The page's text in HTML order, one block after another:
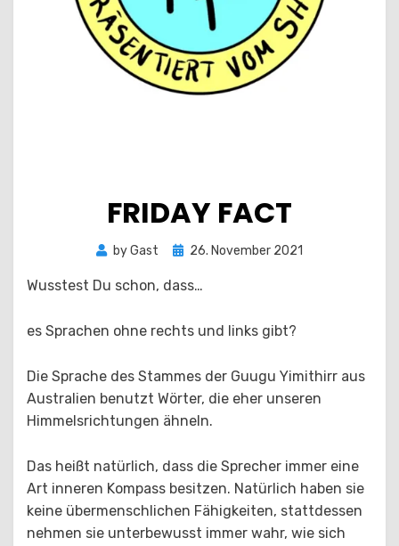
FRIDAY FACT
byGast
Posted
26. November 2021
Wusstest Du schon, dass…
es Sprachen ohne rechts und links gibt?
Die Sprache des Stammes der Guugu Yimithirr aus
Australien benutzt Wörter, die eher unseren
Himmelsrichtungen ähneln.
Das heißt natürlich, dass die Sprecher immer eine
Art inneren Kompass besitzen. Natürlich haben sie
keine übermenschlichen Fähigkeiten, stattdessen
nehmen sie unterbewusst immer wahr, wie sich